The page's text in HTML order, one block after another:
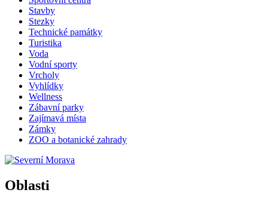
Stavby
Stezky
Technické památky
Turistika
Voda
Vodní sporty
Vrcholy
Vyhlídky
Wellness
Zábavní parky
Zajímavá místa
Zámky
ZOO a botanické zahrady
Oblasti